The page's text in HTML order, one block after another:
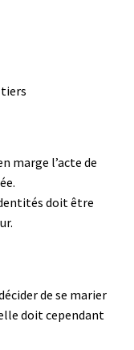
marge l’acte de
doit être
de se marier
doit cependant